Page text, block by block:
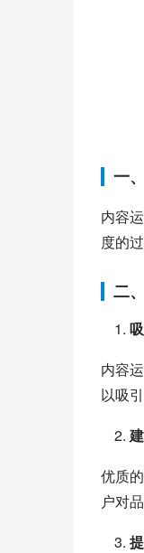
一
内容
度的
二
内容
以吸
优质
户对